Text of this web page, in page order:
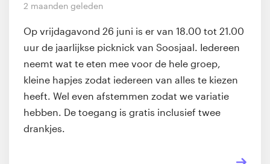
2 maanden geleden
Op vrijdagavond 26 juni is er van 18.00 tot 21.00
uur de jaarlijkse picknick van Soosjaal. Iedereen
neemt wat te eten mee voor de hele groep,
kleine hapjes zodat iedereen van alles te kiezen
heeft. Wel even afstemmen zodat we variatie
hebben. De toegang is gratis inclusief twee
drankjes.